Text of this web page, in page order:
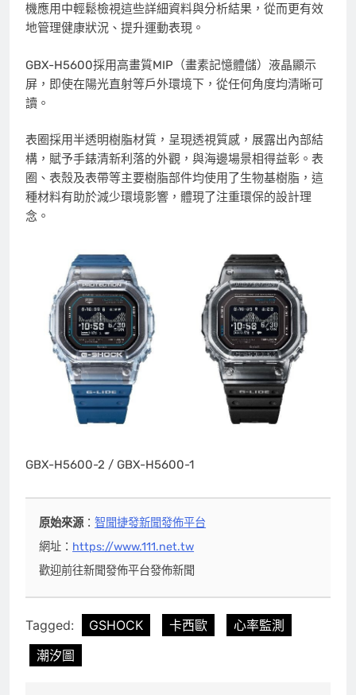
機應用中輕鬆檢視這些詳細資料與分析結果，從而更有效
地管理健康狀況、提升運動表現。
GBX-H5600採用高畫質MIP（畫素記憶體儲）液晶顯示
屏，即使在陽光直射等戶外環境下，從任何角度均清晰可
讀。
表圈採用半透明樹脂材質，呈現透視質感，展露出內部結
構，賦予手錶清新利落的外觀，與海邊場景相得益彰。表
圈、表殼及表帶等主要樹脂部件均使用了生物基樹脂，這
種材料有助於減少環境影響，體現了注重環保的設計理
念。
GBX-H5600-2 / GBX-H5600-1
原始來源：智聞捷發新聞發佈平台
網址： https://www.111.net.tw
歡迎前往新聞發佈平台發佈新聞
Tagged: GSHOCK 卡西歐
心率監測
潮汐圖